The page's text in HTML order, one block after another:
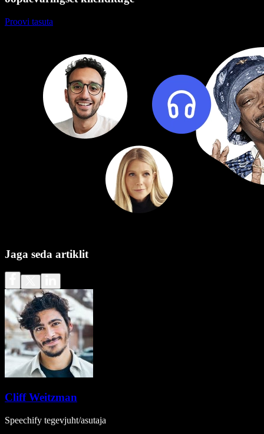
Proovi tasuta
Jaga seda artiklit
Cliff Weitzman
Speechify tegevjuht/asutaja